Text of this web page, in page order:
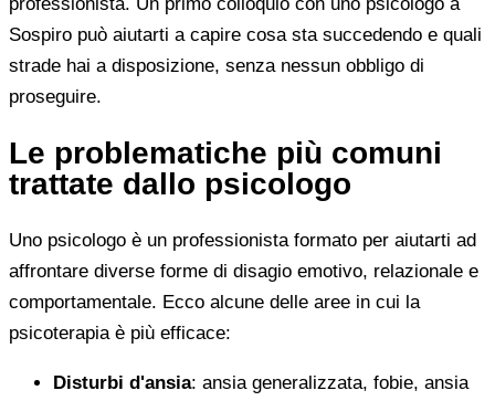
professionista. Un primo colloquio con uno psicologo a
Sospiro può aiutarti a capire cosa sta succedendo e quali
strade hai a disposizione, senza nessun obbligo di
proseguire.
Le problematiche più comuni
trattate dallo psicologo
Uno psicologo è un professionista formato per aiutarti ad
affrontare diverse forme di disagio emotivo, relazionale e
comportamentale. Ecco alcune delle aree in cui la
psicoterapia è più efficace:
Disturbi d'ansia: ansia generalizzata, fobie, ansia